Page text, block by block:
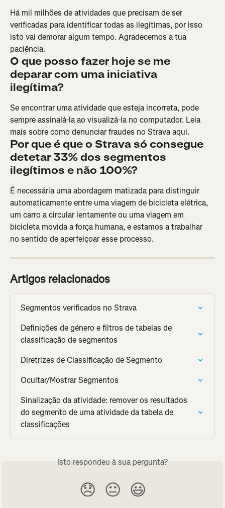
Há mil milhões de atividades que precisam de ser
verificadas para identificar todas as ilegítimas, por isso
isto vai demorar algum tempo. Agradecemos a tua
paciência.
O que posso fazer hoje se me
deparar com uma iniciativa
ilegítima?
Se encontrar uma atividade que esteja incorreta, pode
sempre assinalá-la ao visualizá-la no computador. Leia
mais sobre como denunciar fraudes no Strava aqui.
Por que é que o Strava só consegue
detetar 33% dos segmentos
ilegítimos e não 100%?
É necessária uma abordagem matizada para distinguir
automaticamente entre uma viagem de bicicleta elétrica,
um carro a circular lentamente ou uma viagem em
bicicleta movida a força humana, e estamos a trabalhar
no sentido de aperfeiçoar esse processo.
Artigos relacionados
Segmentos verificados no Strava
Definições de género e filtros de tabelas de
classificação de segmentos
Diretrizes de Classificação de Segmento
Ocultar/Mostrar Segmentos
Sinalização da atividade: remover os resultados
do segmento de uma atividade da tabela de
classificações
Isto respondeu à sua pergunta?
😞 😐 😃